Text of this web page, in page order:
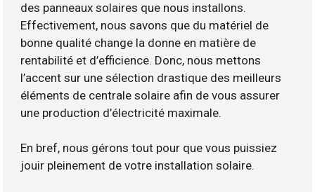
des panneaux solaires que nous installons.
Effectivement, nous savons que du matériel de
bonne qualité change la donne en matière de
rentabilité et d’efficience. Donc, nous mettons
l’accent sur une sélection drastique des meilleurs
éléments de centrale solaire afin de vous assurer
une production d’électricité maximale.
En bref, nous gérons tout pour que vous puissiez
jouir pleinement de votre installation solaire.